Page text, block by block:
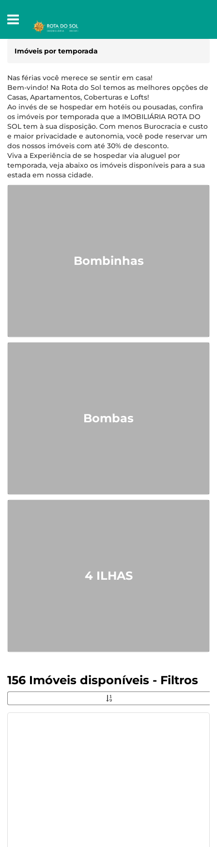
Imóveis por temporada
Nas férias você merece se sentir em casa!
Bem-vindo! Na Rota do Sol temos as melhores opções de
Casas, Apartamentos, Coberturas e Lofts!
Ao invés de se hospedar em hotéis ou pousadas, confira
os imóveis por temporada que a IMOBILIÁRIA ROTA DO
SOL tem à sua disposição. Com menos Burocracia e custo
e maior privacidade e autonomia, você pode reservar um
dos nossos imóveis com até 30% de desconto.
Viva a Experiência de se hospedar via aluguel por
temporada, veja abaixo os imóveis disponíveis para a sua
estada em nossa cidade.
Bombinhas
Bombas
4 ILHAS
156 Imóveis disponíveis - Filtros